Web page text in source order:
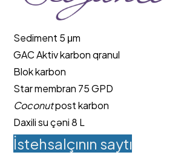
Sediment 5 μm
GAC Aktiv karbon qranul
Blok karbon
Star membran 75 GPD
Coconutpost karbon
Daxili su çəni 8 L
İstehsalçının saytı